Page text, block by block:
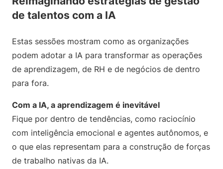
de talentos com a IA
Estas sessões mostram como as organizações
podem adotar a IA para transformar as operações
de aprendizagem, de RH e de negócios de dentro
para fora.
Com a IA, a aprendizagem é inevitável
Fique por dentro de tendências, como raciocínio
com inteligência emocional e agentes autônomos, e
o que elas representam para a construção de forças
de trabalho nativas da IA.